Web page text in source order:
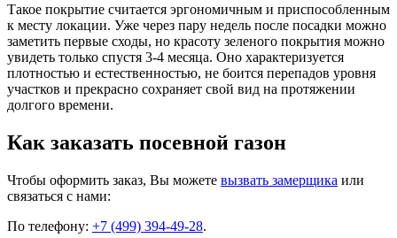
Такое покрытие считается эргономичным и приспособленным
к месту локации. Уже через пару недель после посадки можно
заметить первые сходы, но красоту зеленого покрытия можно
увидеть только спустя 3-4 месяца. Оно характеризуется
плотностью и естественностью, не боится перепадов уровня
участков и прекрасно сохраняет свой вид на протяжении
долгого времени.
Как заказать посевной газон
Чтобы оформить заказ, Вы можете вызвать замерщика или
связаться с нами:
По телефону: +7 (499) 394-49-28.